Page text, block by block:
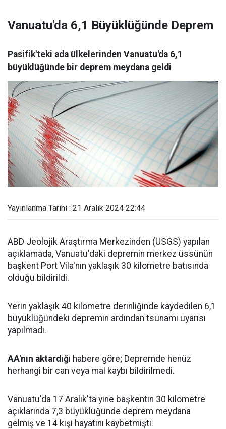
Vanuatu'da 6,1 Büyüklüğünde Deprem
Pasifik'teki ada ülkelerinden Vanuatu'da 6,1
büyüklüğünde bir deprem meydana geldi
Yayınlanma Tarihi : 21 Aralık 2024 22:44
ABD Jeolojik Araştırma Merkezinden (USGS) yapılan
açıklamada, Vanuatu'daki depremin merkez üssünün
başkent Port Vila'nın yaklaşık 30 kilometre batısında
olduğu bildirildi.
Yerin yaklaşık 40 kilometre derinliğinde kaydedilen 6,1
büyüklüğündeki depremin ardından tsunami uyarısı
yapılmadı.
AA'nın aktardığı habere göre; Depremde henüz
herhangi bir can veya mal kaybı bildirilmedi.
Vanuatu'da 17 Aralık'ta yine başkentin 30 kilometre
açıklarında 7,3 büyüklüğünde deprem meydana
gelmiş ve 14 kişi hayatını kaybetmişti.